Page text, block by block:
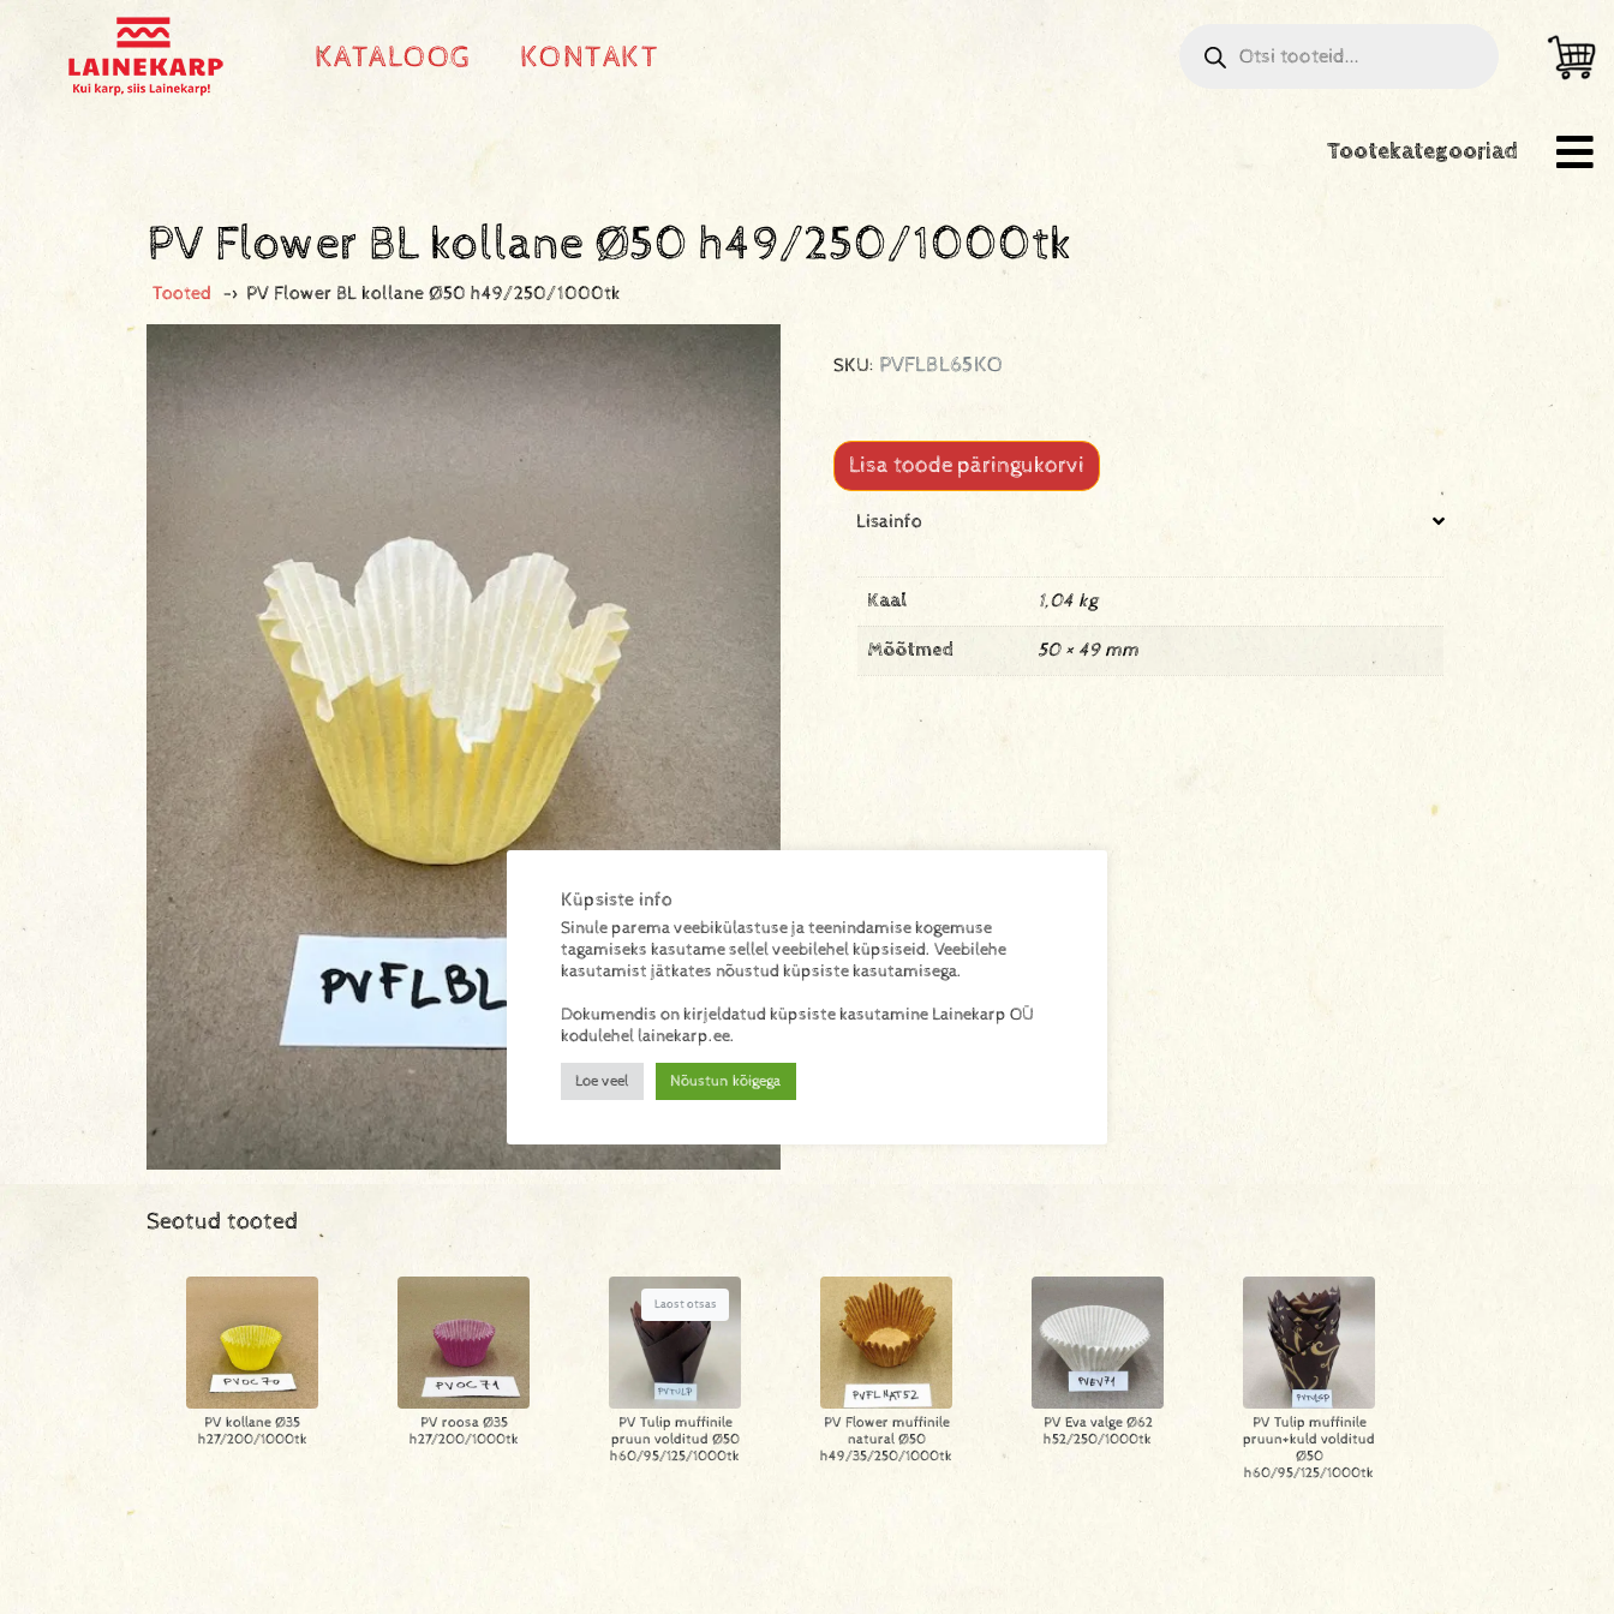
KATALOOG KONTAKT
Tootekategooriad
PV Flower BL kollane Ø50 h49/250/1000tk
Tooted -> PV Flower BL kollane Ø50 h49/250/1000tk
SKU: PVFLBL65KO
Lisa toode päringukorvi
Lisainfo
Kaal 1,04 kg
Mõõtmed 50 × 49 mm
Seotud tooted
PV kollane Ø35
h27/200/1000tk
PV roosa Ø35
h27/200/1000tk
Laost otsas
PV Tulip muffinile
pruun volditud Ø50
h60/95/125/1000tk
PV Flower muffinile
natural Ø50
h49/35/250/1000tk
PV Eva valge Ø62
h52/250/1000tk
PV Tulip muffinile
pruun+kuld volditud
Ø50
h60/95/125/1000tk
Küpsiste info
Sinule parema veebikülastuse ja teenindamise kogemuse
tagamiseks kasutame sellel veebilehel küpsiseid. Veebilehe
kasutamist jätkates nõustud küpsiste kasutamisega.
Dokumendis on kirjeldatud küpsiste kasutamine Lainekarp OÜ
kodulehel lainekarp.ee.
Loe veel Nõustun kõigega